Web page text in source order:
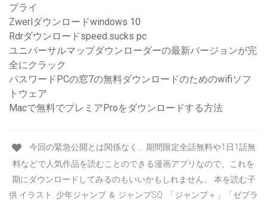
プライ
Zwerlダウンロードwindows 10
Rdrダウンロードspeed.sucks pc
ユニバーサルマップダウンローダーの最新バージョンが完
全にクラック
パスワードPCの窓7の無料ダウンロードのためのwifiソフ
トウェア
Macで無料でプレミアProをダウンロードする方法
今回の緊急公開とは関係なく、期間限定全話無料や1日1話無
料などで人気作品を読むことのできる漫画アプリなので、これを
期にダウンロードしてみるのもいいかもしれません。 本を読む子
供 イラスト. 少年ジャンプ ＆ ジャンプSQ. 「ジャンプ＋」「ゼブラ